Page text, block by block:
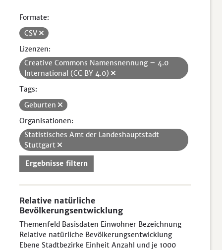
Formate:
CSV
Lizenzen:
Creative Commons Namensnennung – 4.0
International (CC BY 4.0)
Tags:
Geburten
Organisationen:
Statistisches Amt der Landeshauptstadt
Stuttgart
Ergebnisse filtern
Relative natürliche
Bevölkerungsentwicklung
Themenfeld Basisdaten Einwohner Bezeichnung
Relative natürliche Bevölkerungsentwicklung
Ebene Stadtbezirke Einheit Anzahl und je 1000